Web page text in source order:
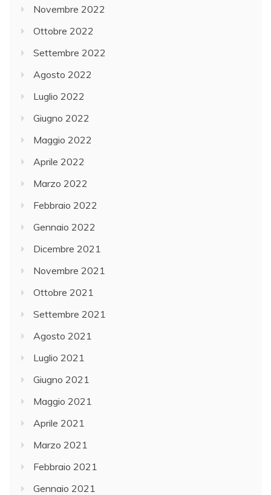
Novembre 2022
Ottobre 2022
Settembre 2022
Agosto 2022
Luglio 2022
Giugno 2022
Maggio 2022
Aprile 2022
Marzo 2022
Febbraio 2022
Gennaio 2022
Dicembre 2021
Novembre 2021
Ottobre 2021
Settembre 2021
Agosto 2021
Luglio 2021
Giugno 2021
Maggio 2021
Aprile 2021
Marzo 2021
Febbraio 2021
Gennaio 2021